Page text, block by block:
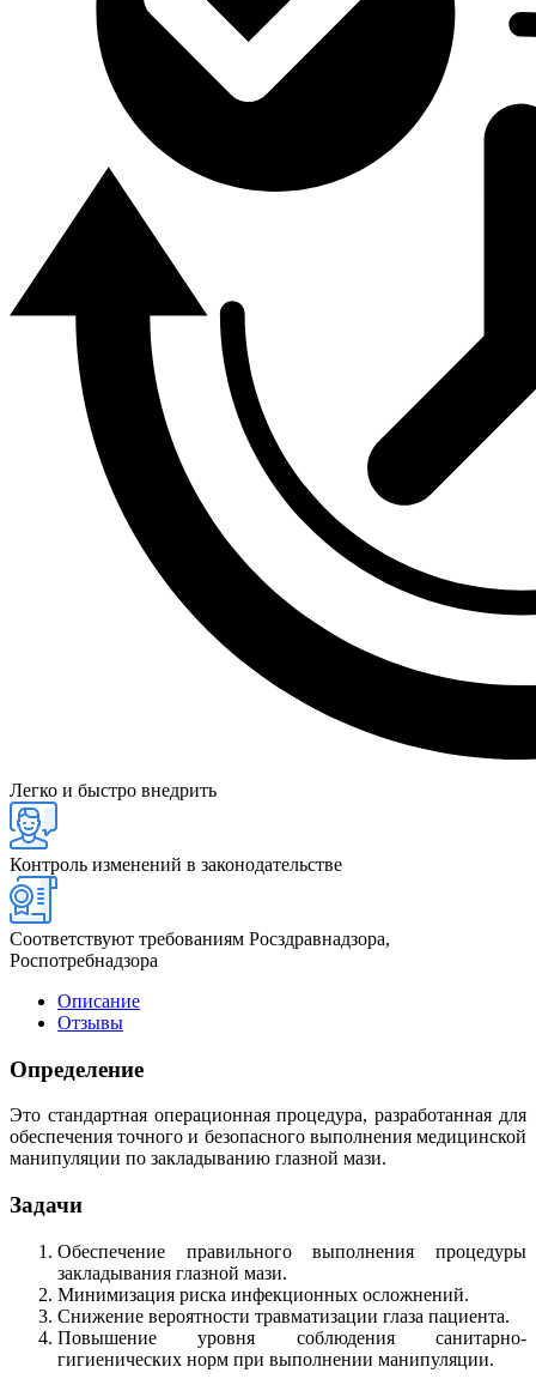
Легко и быстро внедрить
Контроль изменений в законодательстве
Соответствуют требованиям Росздравнадзора,
Роспотребнадзора
Описание
Отзывы
Определение
Это стандартная операционная процедура, разработанная для
обеспечения точного и безопасного выполнения медицинской
манипуляции по закладыванию глазной мази.
Задачи
Обеспечение правильного выполнения процедуры
закладывания глазной мази.
Минимизация риска инфекционных осложнений.
Снижение вероятности травматизации глаза пациента.
Повышение уровня соблюдения санитарно-
гигиенических норм при выполнении манипуляции.